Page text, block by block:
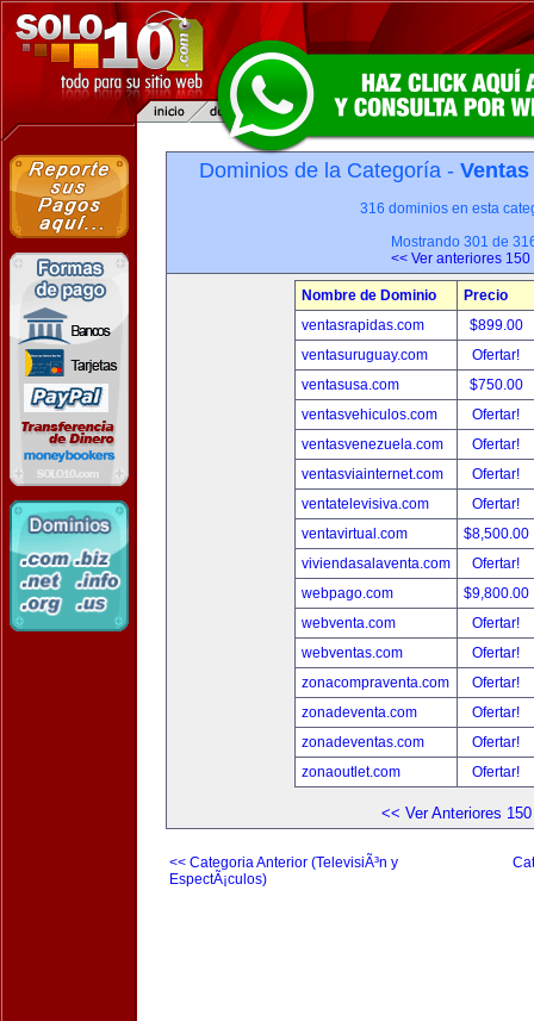
Dominios de la Categoría -
316 dominios en esta
Mostrando 301 de
<< Ver anteriores 150
Nombre de Dominio
Precio
ventasrapidas.com
$899.00
ventasuruguay.com
Ofertar!
ventasusa.com
$750.00
ventasvehiculos.com
Ofertar!
ventasvenezuela.com
Ofertar!
ventasviainternet.com
Ofertar!
ventatelevisiva.com
Ofertar!
ventavirtual.com
$8,500.00
viviendasalaventa.com
Ofertar!
webpago.com
$9,800.00
webventa.com
Ofertar!
webventas.com
Ofertar!
zonacompraventa.com
Ofertar!
zonadeventa.com
Ofertar!
zonadeventas.com
Ofertar!
zonaoutlet.com
Ofertar!
<< Ver Anteriores 150
<< Categoria Anterior (TelevisiÃ³n y
EspectÃ¡culos)